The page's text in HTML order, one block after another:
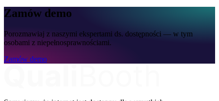
Zamów demo
Porozmawiaj z naszymi ekspertami ds. dostępności — w tym
osobami z niepełnosprawnościami.
Zamów demo